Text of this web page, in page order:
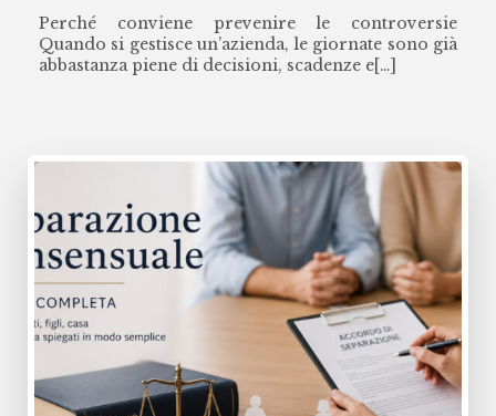
Perché conviene prevenire le controversie
Quando si gestisce un’azienda, le giornate sono già
abbastanza piene di decisioni, scadenze e[…]